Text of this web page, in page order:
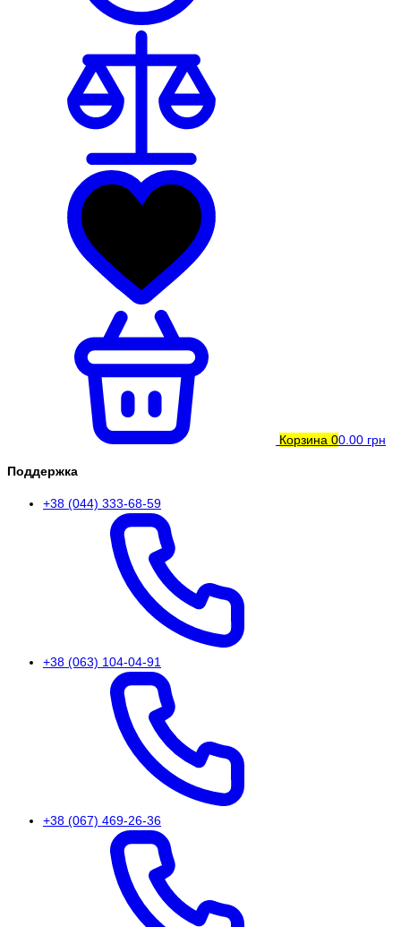
Корзина 00.00 грн
Поддержка
+38 (044) 333-68-59
+38 (063) 104-04-91
+38 (067) 469-26-36